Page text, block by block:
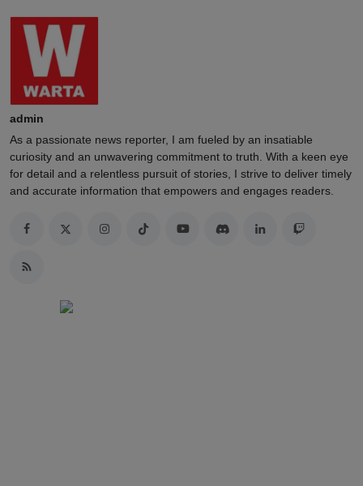
admin
As a passionate news reporter, I am fueled by an insatiable
curiosity and an unwavering commitment to truth. With a keen eye
for detail and a relentless pursuit of stories, I strive to deliver timely
and accurate information that empowers and engages readers.